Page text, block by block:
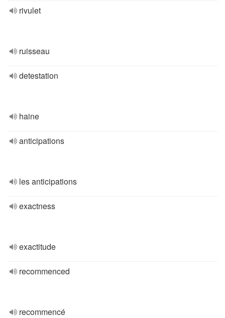
rivulet
ruisseau
detestation
haine
anticipations
les anticipations
exactness
exactitude
recommenced
recommencé